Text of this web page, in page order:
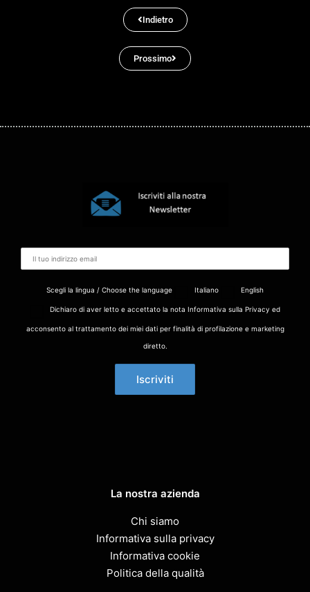
Indietro
Prossimo
Scegli la lingua / Choose the language Italiano English
Dichiaro di aver letto e accettato la nota Informativa sulla Privacy ed
acconsento al trattamento dei miei dati per finalità di profilazione e marketing
diretto.
La nostra azienda
Chi siamo
Informativa sulla privacy
Informativa cookie
Politica della qualità